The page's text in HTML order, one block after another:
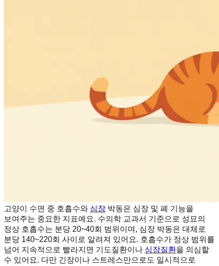
고양이 수면 중 호흡수와 심장 박동은 심장 및 폐 기능을
보여주는 중요한 지표예요. 수의학 교과서 기준으로 성묘의
정상 호흡수는 분당 20~40회 범위이며, 심장 박동은 대체로
분당 140~220회 사이로 알려져 있어요. 호흡수가 정상 범위를
넘어 지속적으로 빨라지면 기도질환이나 심장질환을 의심할
수 있어요. 다만 긴장이나 스트레스만으로도 일시적으로